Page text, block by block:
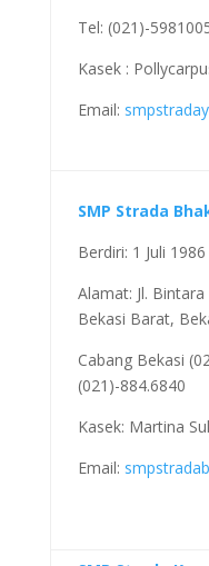
Tel: (021)-
Kasek :
Email:
SMP Strada
Berdiri: 1 Juli 1986
Alamat: Jl.
Bekasi Barat,
Cabang Bekasi
(021)-884.6840
Kasek: Martina
Email: